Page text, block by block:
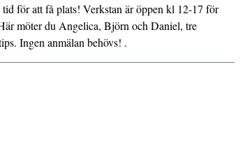
för att få plats! Verkstan är öppen kl 12-17 för
möter du Angelica, Björn och Daniel, tre
Ingen anmälan behövs! .